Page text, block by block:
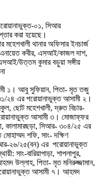
০১, সিআর
করা হয়েছে।
মহেশখালী থানার অফিসার ইনচার্জ
কবীর, এসআই/কাজল দাশ,
উত্তম কুমার বড়ুয়া সঙ্গীয়
১। আবু সুফিয়ান, পিতা- মৃত তজু
২৪ এর পরোয়ানাভুক্ত আসামী ২।
ছোট মহেশখালী, দ্রুত বিচার-
আসামী ৩। মোজাফ্ফর
কালামারছড়া, সিআর- ৩০৪/২৫ এর
শফি, সাং- দক্ষিণ
২৬/২৫(বন) এর পরোয়ানাভুক্ত
সাং-বারিয়াপাড়া, শাপলাপুর,
উল্লাহ, পিতা- মৃত মনিরুজ্জামান,
আসামী ৭। আহমদ